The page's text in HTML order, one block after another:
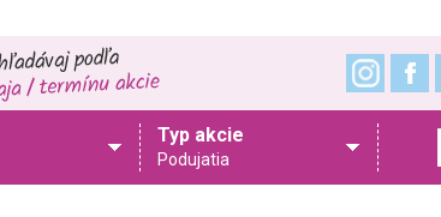
Typ akcie
Podujatia